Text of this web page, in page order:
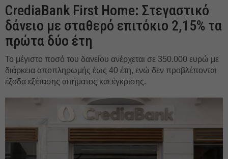
CrediaBank First Home: Στεγαστικό
δάνειο με σταθερό επιτόκιο 2,15% τα
πρώτα δύο έτη
Το μέγιστο ποσό του δανείου ανέρχεται σε 350.000 ευρώ με
διάρκεια αποπληρωμής έως 40 έτη, ενώ δεν προβλέπονται
έξοδα εξέτασης αιτήματος και έγκρισης.